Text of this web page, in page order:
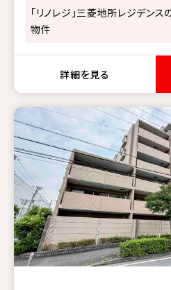
「リノレジ」三菱地所レジデンス
物件
詳細を見る